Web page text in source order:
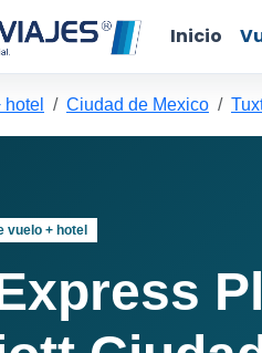
Inicio
Ciudad de Mexico
vuelo + hotel